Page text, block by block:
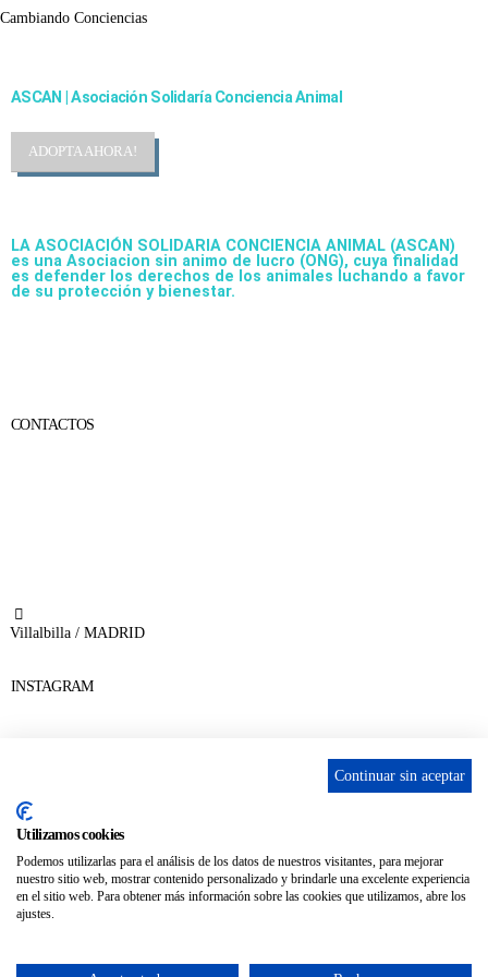
Cambiando Conciencias
ASCAN | Asociación Solidaría Conciencia Animal
ADOPTA AHORA!
LA ASOCIACIÓN SOLIDARIA CONCIENCIA ANIMAL (ASCAN)
es una Asociacion sin animo de lucro (ONG), cuya finalidad
es defender los derechos de los animales luchando a favor
de su protección y bienestar.
CONTACTOS
Villalbilla / MADRID
INSTAGRAM
ENLACES
Contacta
Adopta un perro
Política de Privacidad
Continuar sin aceptar
Utilizamos cookies
Podemos utilizarlas para el análisis de los datos de nuestros visitantes, para mejorar
nuestro sitio web, mostrar contenido personalizado y brindarle una excelente experiencia
en el sitio web. Para obtener más información sobre las cookies que utilizamos, abre los
ajustes.